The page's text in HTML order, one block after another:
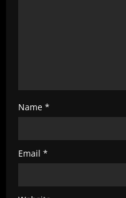
Name *
Email *